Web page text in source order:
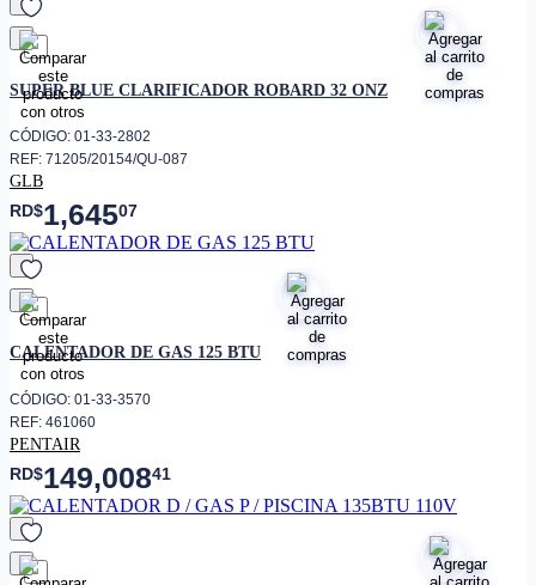
favorito
SUPER BLUE CLARIFICADOR ROBARD 32 ONZ
CÓDIGO: 01-33-2802
REF: 71205/20154/QU-087
GLB
RD$1,64507
favorito
CALENTADOR DE GAS 125 BTU
CÓDIGO: 01-33-3570
REF: 461060
PENTAIR
RD$149,00841